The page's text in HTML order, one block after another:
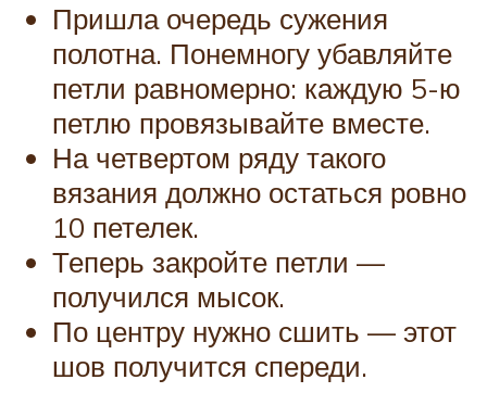
Пришла очередь сужения
полотна. Понемногу убавляйте
петли равномерно: каждую 5-ю
петлю провязывайте вместе.
На четвертом ряду такого
вязания должно остаться ровно
10 петелек.
Теперь закройте петли —
получился мысок.
По центру нужно сшить — этот
шов получится спереди.